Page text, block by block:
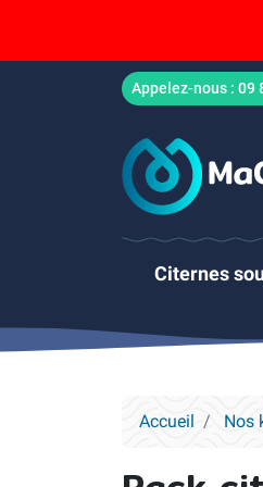
Appelez-nous : 09
Citernes
Accueil Nos